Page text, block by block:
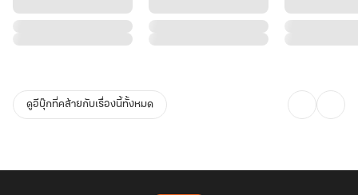
ดูอีบุ๊กที่คล้ายกับเรื่องนี้ทั้งหมด